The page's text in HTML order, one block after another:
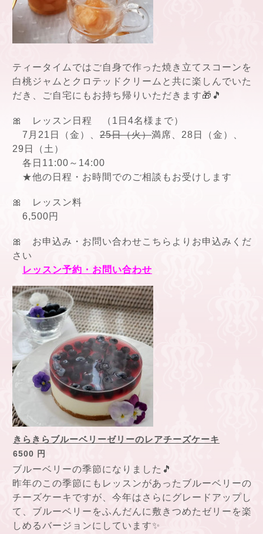
ティータイムではご自身で作った焼き立てスコーンを
白桃ジャムとクロテッドクリームと共に楽しんでいた
だき、ご自宅にもお持ち帰りいただきます🎁🎵
🎀 レッスン日程 （1日4名様まで）
7月21日（金）、 25日（火）満席、28日（金）、
29日（土）
各日11:00～14:00
★他の日程・お時間でのご相談もお受けします
🎀 レッスン料
6,500円
🎀 お申込み・お問い合わせこちらよりお申込みくだ
さい
レッスン予約・お問い合わせ
きらきらブルーベリーゼリーのレアチーズケーキ
6500 円
ブルーベリーの季節になりました🎵
昨年のこの季節にもレッスンがあったブルーベリーの
チーズケーキですが、今年はさらにグレードアップし
て、ブルーベリーをふんだんに敷きつめたゼリーを楽
しめるバージョンにしています✨